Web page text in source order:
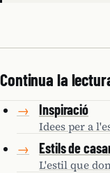
Continua la
→ Inspiració
Idees per a
→ Estils de
L'estil que